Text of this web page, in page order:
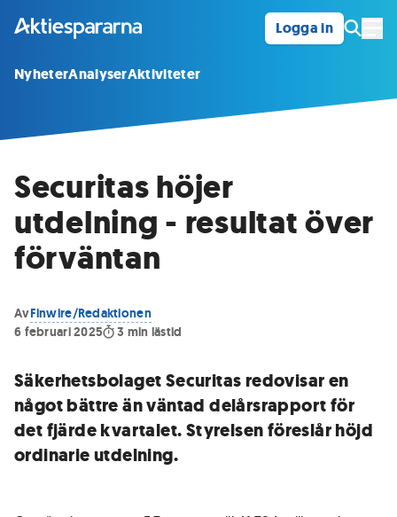
Logga in
NyheterAnalyserAktiviteter
Securitas höjer
utdelning - resultat över
förväntan
AvFinwire/Redaktionen
6 februari 2025
3 min lästid
Säkerhetsbolaget Securitas redovisar en
något bättre än väntad delårsrapport för
det fjärde kvartalet. Styrelsen föreslår höjd
ordinarie utdelning.